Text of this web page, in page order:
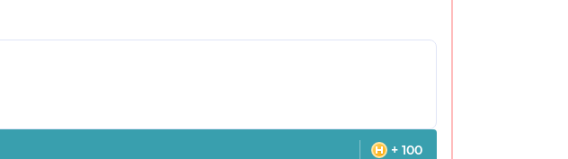
+ 100